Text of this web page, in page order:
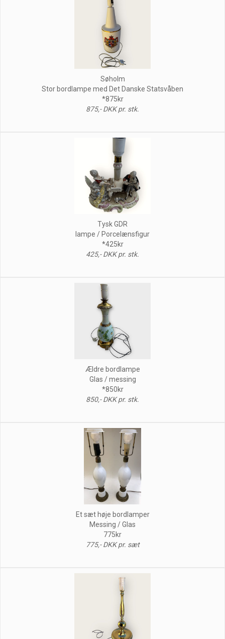
Søholm
Stor bordlampe med Det Danske Statsvåben
*875kr
875,- DKK pr. stk.
Tysk GDR
lampe / Porcelænsfigur
*425kr
425,- DKK pr. stk.
Ældre bordlampe
Glas / messing
*850kr
850,- DKK pr. stk.
Et sæt høje bordlamper
Messing / Glas
775kr
775,- DKK pr. sæt